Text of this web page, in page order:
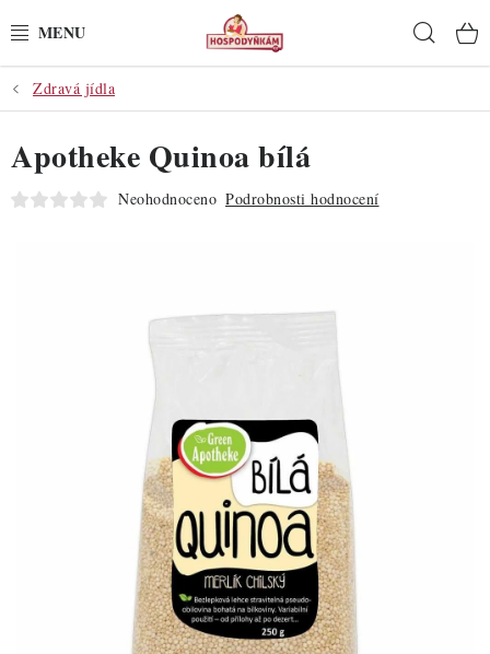
na
POTŘEBY
POMŮCKY
SUROVINY
ZDRAVÉ PEČENÍ
DÁRKOVÉ POUKAZY
TÉMATICKÉ PRODUKTY
Zdravá jídla
Apotheke Quinoa bílá
Neohodnoceno Podrobnosti hodnocení